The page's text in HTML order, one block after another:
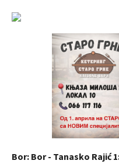
Bor: Bor - Tanasko Rajić